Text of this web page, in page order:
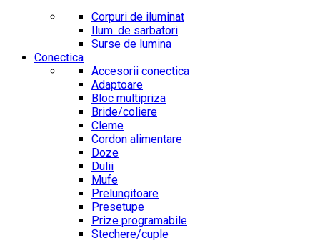
Corpuri de iluminat
Ilum. de sarbatori
Surse de lumina
Conectica
Accesorii conectica
Adaptoare
Bloc multipriza
Bride/coliere
Cleme
Cordon alimentare
Doze
Dulii
Mufe
Prelungitoare
Presetupe
Prize programabile
Stechere/cuple